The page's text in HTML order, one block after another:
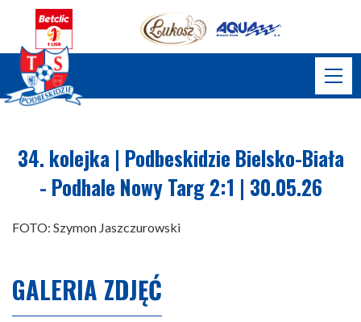
34. kolejka | Podbeskidzie Bielsko-Biała
- Podhale Nowy Targ 2:1 | 30.05.26
FOTO: Szymon Jaszczurowski
GALERIA ZDJĘĆ